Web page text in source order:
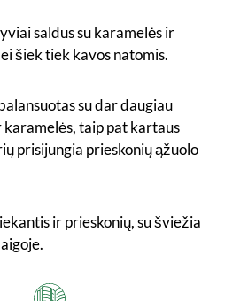
saldus su karamelės ir
šiek tiek kavos natomis.
su dar daugiau
karamelės, taip pat kartaus
prisijungia prieskonių ąžuolo
ir prieskonių, su šviežia